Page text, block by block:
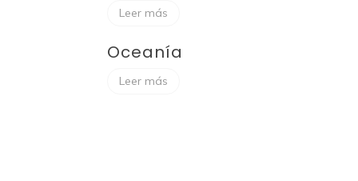
Leer más
Oceanía
Leer más